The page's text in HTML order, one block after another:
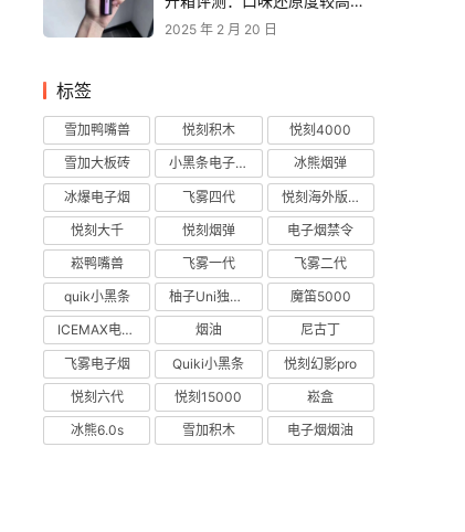
层次丰富
2025 年 2 月 20 日
标签
雪加鸭嘴兽 悦刻积木 悦刻4000
雪加大板砖 小黑条电子烟 冰熊烟弹
冰爆电子烟 飞雾四代 悦刻海外版烟弹
悦刻大千 悦刻烟弹 电子烟禁令
崧鸭嘴兽 飞雾一代 飞雾二代
quik小黑条 柚子Uni独角兽 魔笛5000
ICEMAX电子烟 烟油 尼古丁
飞雾电子烟 Quiki小黑条 悦刻幻影pro
悦刻六代 悦刻15000 崧盒
冰熊6.0s 雪加积木 电子烟烟油